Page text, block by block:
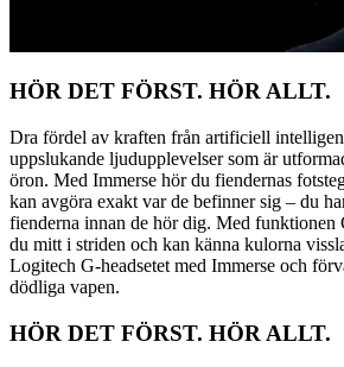
HÖR DET FÖRST. HÖR ALLT.
Dra fördel av kraften från artificiell
uppslukande ljudupplevelser som är
öron. Med Immerse hör du fiendernas
kan avgöra exakt var de befinner sig – du
fienderna innan de hör dig. Med funktionen
du mitt i striden och kan känna kulorna
Logitech G-headsetet med Immerse och
dödliga vapen.
HÖR DET FÖRST. HÖR ALLT.